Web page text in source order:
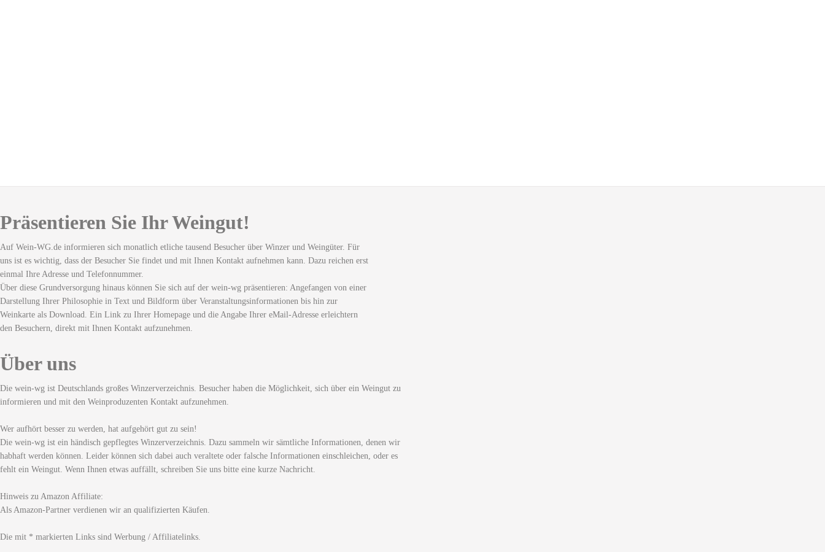
Präsentieren Sie Ihr Weingut!
Auf Wein-WG.de informieren sich monatlich etliche tausend Besucher über Winzer und Weingüter. Für
uns ist es wichtig, dass der Besucher Sie findet und mit Ihnen Kontakt aufnehmen kann. Dazu reichen erst
einmal Ihre Adresse und Telefonnummer.
Über diese Grundversorgung hinaus können Sie sich auf der wein-wg präsentieren: Angefangen von einer
Darstellung Ihrer Philosophie in Text und Bildform über Veranstaltungsinformationen bis hin zur
Weinkarte als Download. Ein Link zu Ihrer Homepage und die Angabe Ihrer eMail-Adresse erleichtern
den Besuchern, direkt mit Ihnen Kontakt aufzunehmen.
Über uns
Die wein-wg ist Deutschlands großes Winzerverzeichnis. Besucher haben die Möglichkeit, sich über ein Weingut zu
informieren und mit den Weinproduzenten Kontakt aufzunehmen.
Wer aufhört besser zu werden, hat aufgehört gut zu sein!
Die wein-wg ist ein händisch gepflegtes Winzerverzeichnis. Dazu sammeln wir sämtliche Informationen, denen wir
habhaft werden können. Leider können sich dabei auch veraltete oder falsche Informationen einschleichen, oder es
fehlt ein Weingut. Wenn Ihnen etwas auffällt, schreiben Sie uns bitte eine kurze Nachricht.
Hinweis zu Amazon Affiliate:
Als Amazon-Partner verdienen wir an qualifizierten Käufen.
Die mit * markierten Links sind Werbung / Affiliatelinks.